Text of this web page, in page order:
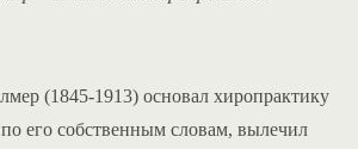
(1845-1913) основал хиропрактику
по его собственным словам, вылечил